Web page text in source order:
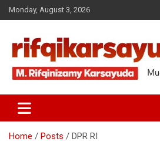
Monday, August 3, 2026
RIFQI KARSAYUDA
Home Posts DPR RI